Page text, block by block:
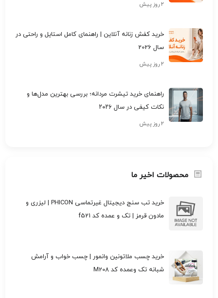
۲ روز پیش
خرید کفش زنانه آنلاین | راهنمای کامل استایل و راحتی در
سال 2026
۲ روز پیش
راهنمای خرید تیشرت مردانه؛ بررسی بهترین مدل‌ها و
نکات کیفی در سال ۲۰۲۶
۲ روز پیش
محصولات اخیر ما
خرید تب سنج دیجیتال غیرتماسی PHICON | لیزری و
مادون قرمز | تک و عمده کد f521
خرید چسب ملاتونین وانمور | چسب خواب و آرامش
شبانه تک وعمده کد M208